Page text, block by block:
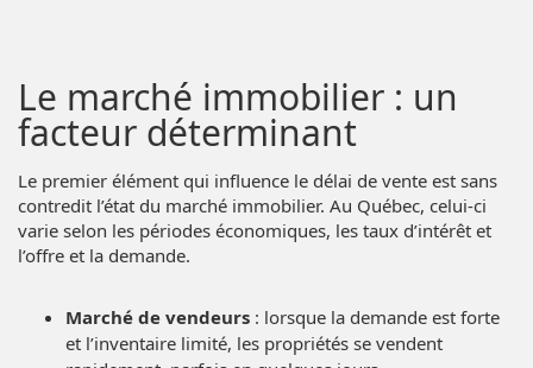
Le marché immobilier : un
facteur déterminant
Le premier élément qui influence le délai de vente est sans
contredit l’état du marché immobilier. Au Québec, celui-ci
varie selon les périodes économiques, les taux d’intérêt et
l’offre et la demande.
Marché de vendeurs : lorsque la demande est forte
et l’inventaire limité, les propriétés se vendent